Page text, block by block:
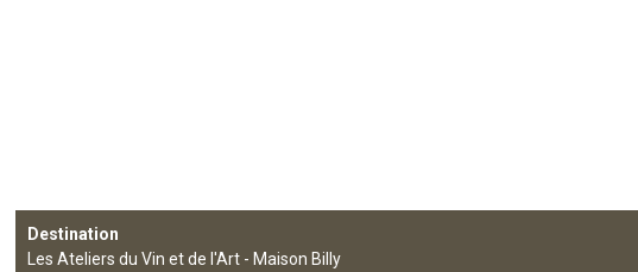
Destination
Les Ateliers du Vin et de l'Art - Maison Billy